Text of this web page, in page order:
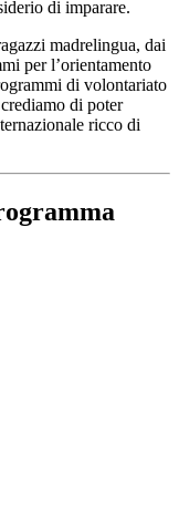
di imparare.
madrelingua, dai
per l’orientamento
di volontariato
di poter
ricco di